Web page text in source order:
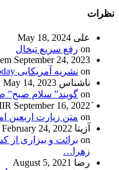
نظرات
علی May 18, 2024
on رفع سریع تبخال
September 24, 2023
on نشریه آمریکایی usa today
ناشناس May 14, 2023
on گویند” سلام صبح”
September 16, 2022
on متن زیارت اربعین
آزیتا February 24, 2022
on برائت و بیزاری
زهرا…
رضا August 5, 2021